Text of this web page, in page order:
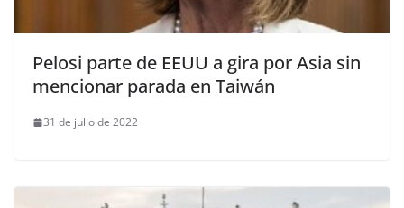
Pelosi parte de EEUU a gira por Asia sin
mencionar parada en Taiwán
31 de julio de 2022